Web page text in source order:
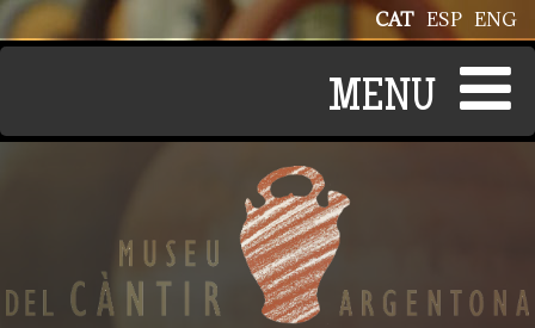
Vés al contingut ENG
ESP
CAT